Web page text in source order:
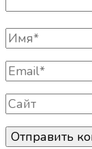
Полное
Имя
Email
Сайт